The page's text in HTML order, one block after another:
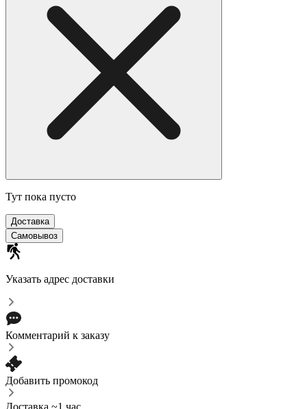
Тут пока пусто
Доставка
Самовывоз
Указать адрес доставки
Комментарий к заказу
Добавить промокод
Доставка ~1 час